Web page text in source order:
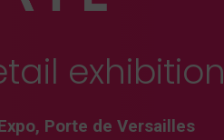
exhibition
Porte de Versailles